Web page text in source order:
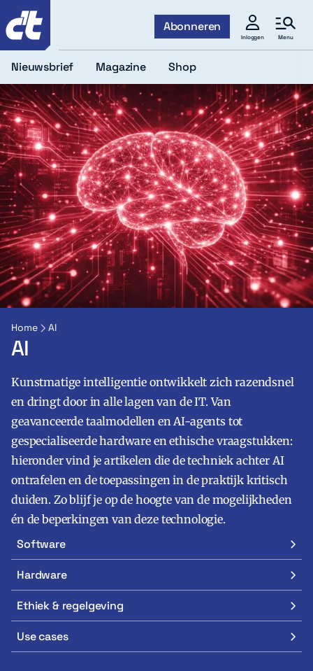
Abonneren
Inloggen Menu
Zoeken Zoek
Nieuwsbrief Magazine Shop
Home AI
AI
Kunstmatige intelligentie ontwikkelt zich razendsnel
en dringt door in alle lagen van de IT. Van
geavanceerde taalmodellen en AI-agents tot
gespecialiseerde hardware en ethische vraagstukken:
hieronder vind je artikelen die de techniek achter AI
ontrafelen en de toepassingen in de praktijk kritisch
duiden. Zo blijf je op de hoogte van de mogelijkheden
én de beperkingen van deze technologie.
Software
Hardware
Ethiek & regelgeving
Use cases